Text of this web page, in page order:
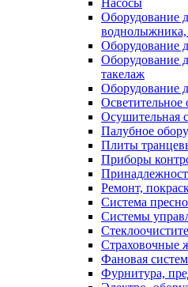
Насосы
Оборудование
воднолыжника,
Оборудование
Оборудование
такелаж
Оборудование
Осветительное
Осушительная
Палубное
Плиты
Приборы
Ремонт,
Система
Системы
Страховочные
Фановая
Фурнитура,